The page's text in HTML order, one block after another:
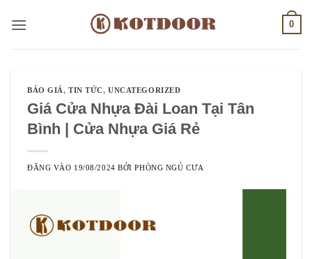
qua
0
BÁO GIÁ,TIN TỨC,UNCATEGORIZED
Giá Cửa Nhựa Đài Loan Tại Tân
Bình | Cửa Nhựa Giá Rẻ
ĐĂNG VÀO 19/08/2024 BỞIPHÒNG NGỦ CƯA